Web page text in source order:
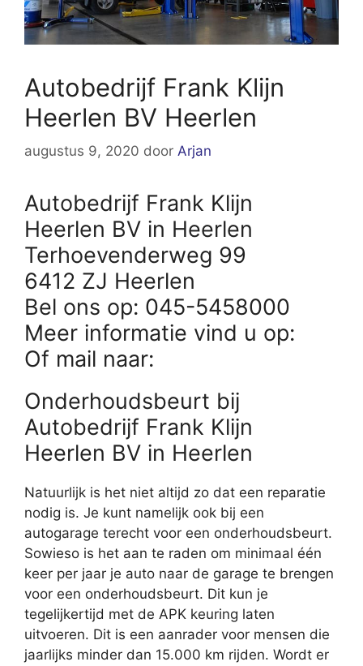
Autobedrijf Frank Klijn
Heerlen BV Heerlen
augustus 9, 2020 door Arjan
Autobedrijf Frank Klijn
Heerlen BV in Heerlen
Terhoevenderweg 99
6412 ZJ Heerlen
Bel ons op: 045-5458000
Meer informatie vind u op:
Of mail naar:
Onderhoudsbeurt bij
Autobedrijf Frank Klijn
Heerlen BV in Heerlen
Natuurlijk is het niet altijd zo dat een reparatie
nodig is. Je kunt namelijk ook bij een
autogarage terecht voor een onderhoudsbeurt.
Sowieso is het aan te raden om minimaal één
keer per jaar je auto naar de garage te brengen
voor een onderhoudsbeurt. Dit kun je
tegelijkertijd met de APK keuring laten
uitvoeren. Dit is een aanrader voor mensen die
jaarlijks minder dan 15.000 km rijden. Wordt er